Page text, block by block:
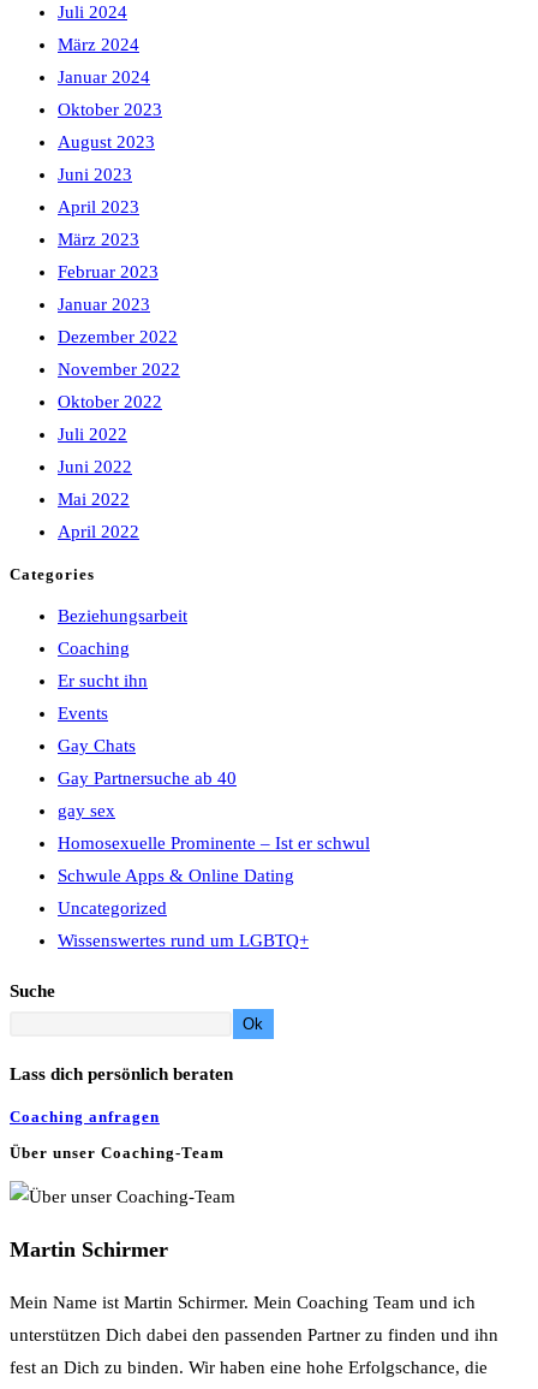
Juli 2024
März 2024
Januar 2024
Oktober 2023
August 2023
Juni 2023
April 2023
März 2023
Februar 2023
Januar 2023
Dezember 2022
November 2022
Oktober 2022
Juli 2022
Juni 2022
Mai 2022
April 2022
Categories
Beziehungsarbeit
Coaching
Er sucht ihn
Events
Gay Chats
Gay Partnersuche ab 40
gay sex
Homosexuelle Prominente – Ist er schwul
Schwule Apps & Online Dating
Uncategorized
Wissenswertes rund um LGBTQ+
Suche
Ok
Lass dich persönlich beraten
Coaching anfragen
Über unser Coaching-Team
Martin Schirmer
Mein Name ist Martin Schirmer. Mein Coaching Team und ich
unterstützen Dich dabei den passenden Partner zu finden und ihn
fest an Dich zu binden. Wir haben eine hohe Erfolgschance, die